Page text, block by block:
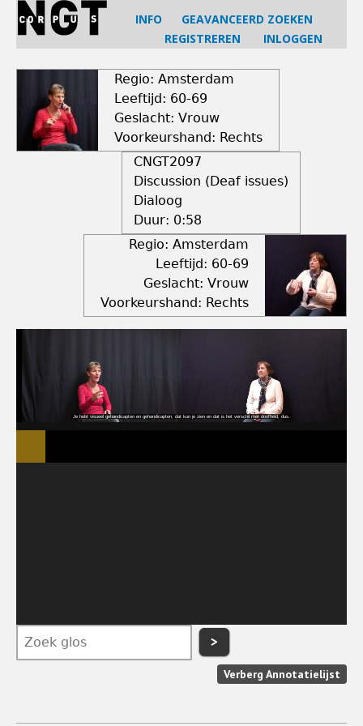
Jump
navigation
INFO
GEAVANCEERD ZOEKEN
REGISTREREN
INLOGGEN
Regio: Amsterdam
Leeftijd: 60-69
Geslacht: Vrouw
Voorkeurshand: Rechts
CNGT2097
Discussion (Deaf issues)
Dialoog
Duur: 0:58
Regio: Amsterdam
Leeftijd: 60-69
Geslacht: Vrouw
Voorkeurshand: Rechts
>
Verberg Annotatielijst